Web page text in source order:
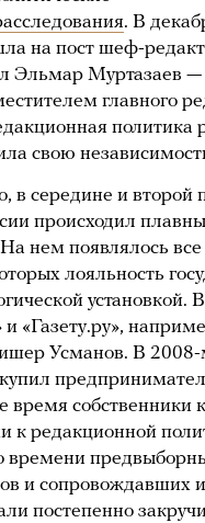
. В
на пост шеф-
Эльмар Муртазаев —
главного
политика
свою
в середине и второй
происходил
нем появлялось
лояльность
установкой.
«Газету.ру»,
Усманов. В 2008-
собственники
к редакционной
времени
и сопровождавших
постепенно